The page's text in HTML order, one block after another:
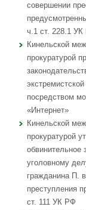
совершении
ч.1 ст. 228.1
Кинельской
прокуратурой
посредством
«Интернет»
Кинельской
прокуратурой
обвинительное
уголовному
гражданина П.
преступления
ст. 111 УК РФ